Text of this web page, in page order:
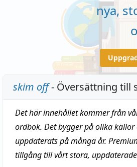
nya,
skim off- Översättning till
Det här innehållet kommer från
ordbok. Det bygger på olika källor
uppdaterats på många år.
tillgång till vårt stora,